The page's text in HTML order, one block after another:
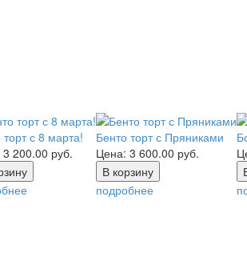
торт с 8 марта!
3 200.00 руб.
Бенто торт с Пряниками
Цена: 3 600.00 руб.
подробнее